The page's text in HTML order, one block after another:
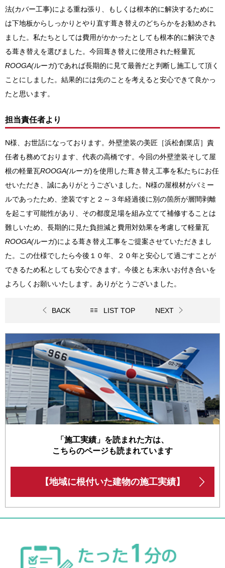
法(カバー工事)による重ね張り、もしくは根本的に解決するために
は下地板からしっかりとやり直す葺き替えのどちらかをお勧めされ
ました。 私たちとしては費用がかかったとしても根本的に解決でき
る葺き替えを選びました。今回葺き替えに使用された軽量瓦
ROOGA(ルーガ)であれば長期的に見て最善だと判断し施工して頂く
ことにしました。結果的には先のことを考えると安心できて良かっ
たと思います。
担当責任者より
N様、お世話になっております。外壁塗装の美匠［浜松創業店］責
任者も務めております、代表の高橋です。今回の外壁塗装そして屋
根の軽量瓦ROOGA(ルーガ)を使用した葺き替え工事を私たちにお任
せいただき、誠にありがとうございました。N様の屋根材がパミー
ルであったため、塗装ですと２～３年経過後に別の箇所が層間剥離
を起こす可能性があり、その都度足場を組み立てて補修することは
難しいため、長期的に見た負担減と費用対効果を考慮して軽量瓦
ROOGA(ルーガ)による葺き替え工事をご提案させていただきまし
た。この仕様でしたら今後１０年、２０年と安心して過ごすことが
できるため私としても安心できます。今後とも末永いお付き合いを
よろしくお願いいたします。ありがとうございました。
BACK LIST TOP NEXT
「施工実績」を読まれた方は、
こちらのページも読まれています
【地域に根付いた建物の施工実績】